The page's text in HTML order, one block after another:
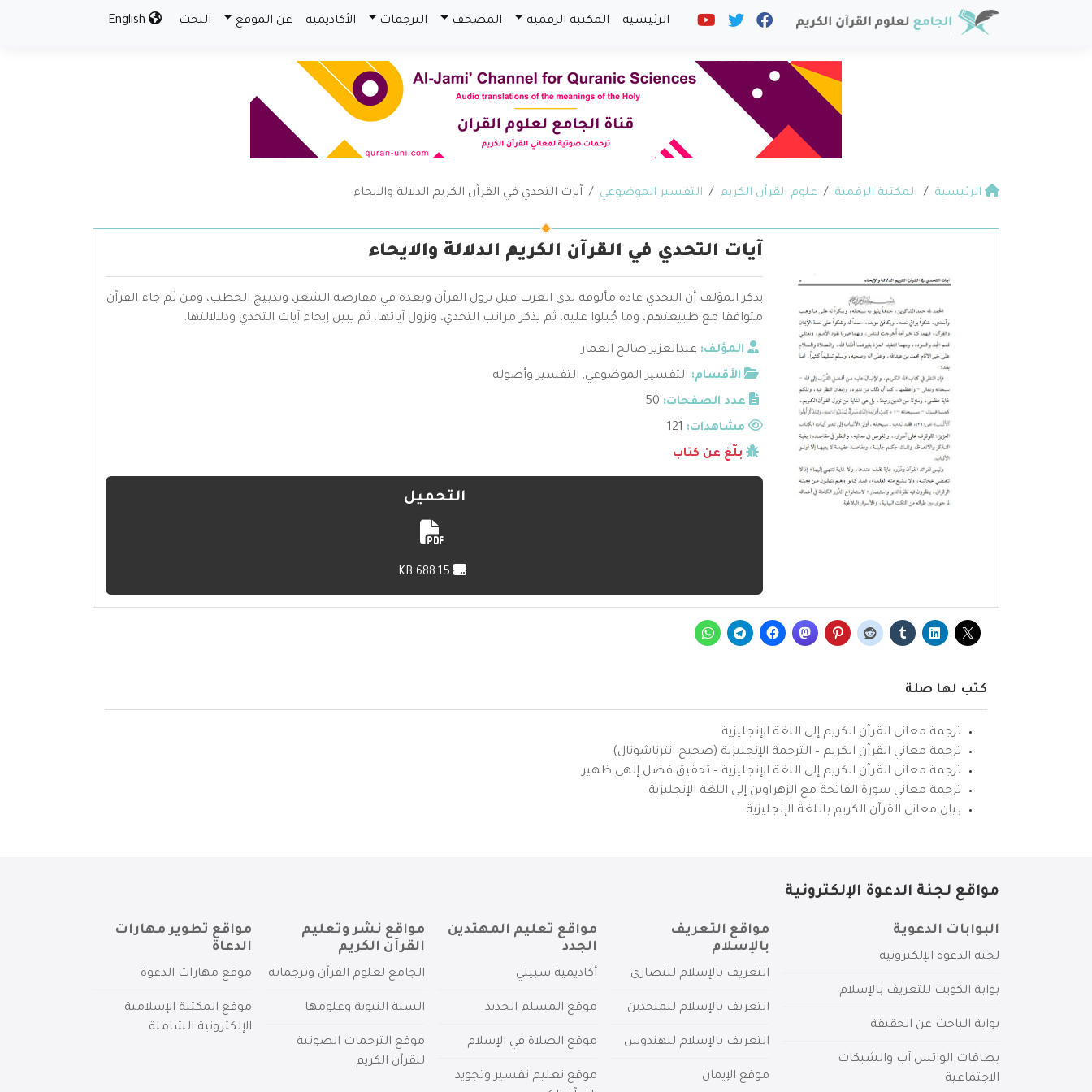
الرئيسية المكتبة الرقمية المصحف الترجمات الأكاديمية عن الموقع البحث
الرئيسية المكتبة الرقمية علوم القرآن الكريم التفسير الموضوعي آيات التحدي في القرآن الكريم الدلالة والايحاء
آيات التحدي في القرآن الكريم الدلالة والايحاء
يذكر المؤلف أن التحدي عادة مألوفة لدى العرب قبل نزول القرآن وبعده في مقارضة الشعر، وتدبيج الخطب، ومن ثم جاء القرآن
متوافقا مع طبيعتهم، وما جُبلوا عليه. ثم يذكر مراتب التحدي، ونزول آياتها، ثم يبين إيحاء آيات التحدي ودلالالتها.
المؤلف: عبدالعزيز صالح العمار
الأقسام: التفسير الموضوعي, التفسير وأصوله
عدد الصفحات: 50
مشاهدات:
بلّغ عن كتاب
التحميل
كتب لها صلة
ترجمة معاني القرآن الكريم إلى اللغة الإنجليزية
ترجمة معاني القرآن الكريم – الترجمة الإنجليزية (صحيح انترناشونال)
ترجمة معاني القرآن الكريم إلى اللغة الإنجليزية – تحقيق فضل إلهي ظهير
ترجمة معاني سورة الفاتحة مع الزهراوين إلى اللغة الإنجليزية
بيان معاني القرآن الكريم باللغة الإنجليزية
مواقع لجنة الدعوة الإلكترونية
البوابات الدعوية
لجنة الدعوة الإلكترونية
بوابة الكويت للتعريف بالإسلام
بوابة الباحث عن الحقيقة
بطاقات الواتس آب والشبكات
الاجتماعية
مواقع التعريف
بالإسلام
التعريف بالإسلام للنصارى
التعريف بالإسلام للملحدين
التعريف بالإسلام للهندوس
موقع الإيمان
مواقع تعليم المهتدين
الجدد
أكاديمية سبيلي
موقع المسلم الجديد
موقع الصلاة في الإسلام
موقع تعليم تفسير وتجويد
مواقع نشر وتعليم
القرآن الكريم
الجامع لعلوم القرآن وترجماته
السنة النبوية وعلومها
موقع الترجمات الصوتية
للقرآن الكريم
مواقع تطوير مهارات
الدعاة
موقع مهارات الدعوة
موقع المكتبة الإسلامية
الإلكترونية الشاملة